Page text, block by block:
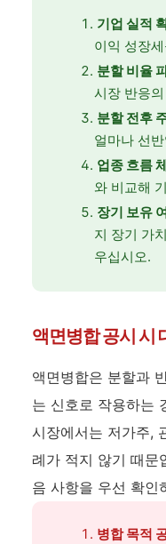
기업 실적
이익 성장
분할 비율
시장 반응
분할 전후
얼마나 선
업종 흐름
와 비교해
장기 보유
지 장기 가
우십시오.
액면병합 공시 시
액면병합은 분할과
는 신호로 작용하는
시장에서는 저가주,
례가 적지 않기 때문
음 사항을 우선 확인
병합 목적